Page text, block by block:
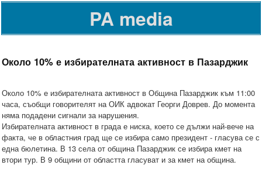
PA media
Около 10% е избирателната активност в Пазарджик
Около 10% е избирателната активност в Община Пазарджик към 11:00
часа, съобщи говорителят на ОИК адвокат Георги Доврев. До момента
няма подадени сигнали за нарушения.
Избирателната активност в града е ниска, което се дължи най-вече на
факта, че в областния град ще се избира само президент - гласува се с
една бюлетина. В 13 села от община Пазарджик се избира кмет на
втори тур. В 9 общини от областта гласуват и за кмет на община.